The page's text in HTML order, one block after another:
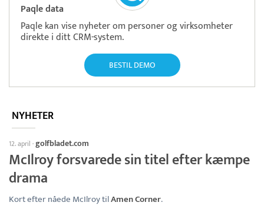
Paqle data
Paqle kan vise nyheter om personer og virksomheter
direkte i ditt CRM-system.
BESTIL DEMO
NYHETER
12. april ·golfbladet.com
McIlroy forsvarede sin titel efter kæmpe
drama
Kort efter nåede McIlroy tilAmen Corner.